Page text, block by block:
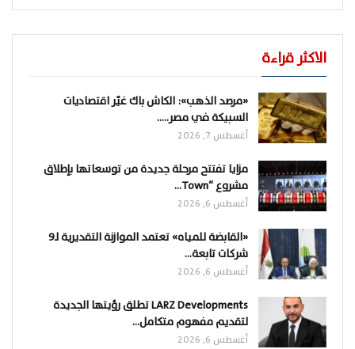
الاكثر قراءة
«مرصد الذهب»: الكاش باك غيّر اقتصاديات
السبيكة في مصر..…
أغسطس 7, 2026
مزايا تفتتح مرحلة جديدة من توسعاتها بإطلاق
مشروع “Town…
أغسطس 6, 2026
«القابضة للمياه» تعتمد الموازنة التقديرية لـ9
شركات تابعة…
أغسطس 6, 2026
LARZ Developments تطلق رؤيتها الجديدة
لتقديم مفهوم متكامل…
أغسطس 6, 2026